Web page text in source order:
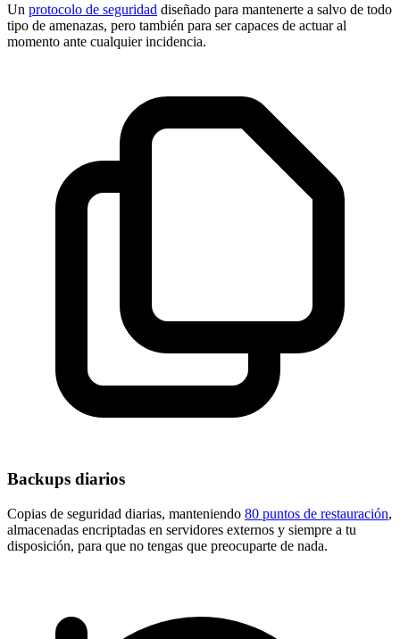
Un protocolo de seguridad diseñado para mantenerte a salvo de todo
tipo de amenazas, pero también para ser capaces de actuar al
momento ante cualquier incidencia.
Backups diarios
Copias de seguridad diarias, manteniendo 80 puntos de restauración,
almacenadas encriptadas en servidores externos y siempre a tu
disposición, para que no tengas que preocuparte de nada.